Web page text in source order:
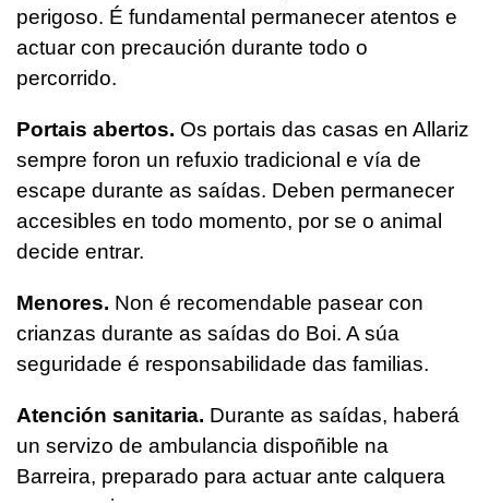
perigoso. É fundamental permanecer atentos e
actuar con precaución durante todo o
percorrido.
Portais abertos. Os portais das casas en Allariz
sempre foron un refuxio tradicional e vía de
escape durante as saídas. Deben permanecer
accesibles en todo momento, por se o animal
decide entrar.
Menores. Non é recomendable pasear con
crianzas durante as saídas do Boi. A súa
seguridade é responsabilidade das familias.
Atención sanitaria. Durante as saídas, haberá
un servizo de ambulancia dispoñible na
Barreira, preparado para actuar ante calquera